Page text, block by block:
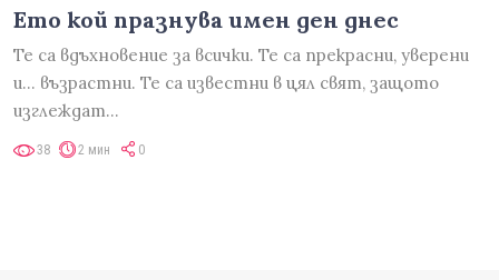
Ето кой празнува имен ден днес
Те са вдъхновение за всички. Те са прекрасни, уверени
и... възрастни. Те са известни в цял свят, защото
изглеждат…
38 2 мин 0